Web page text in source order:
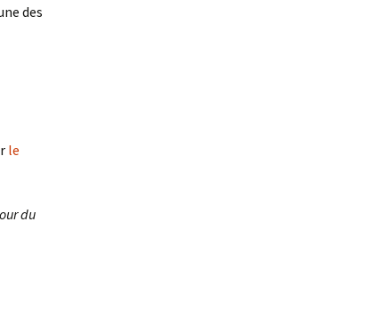
des
le
du